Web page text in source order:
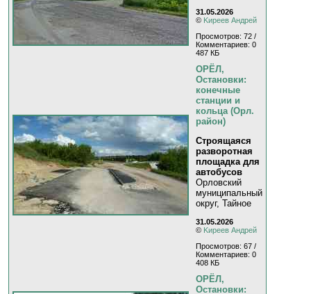
31.05.2026
© Kиpeeв Aндpeй
Просмотров: 72 /
Комментариев: 0
487 КБ
ОРЁЛ,
Остановки:
конечные
станции и
кольца (Орл.
район)
Строящаяся
разворотная
площадка для
автобусов
Орловский
муниципальный
округ, Тайное
31.05.2026
© Kиpeeв Aндpeй
Просмотров: 67 /
Комментариев: 0
408 КБ
ОРЁЛ,
Остановки: